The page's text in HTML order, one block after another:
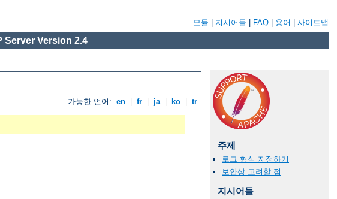
모듈 지시어들 FAQ 용어 사이트맵
Server Version 2.4
가능한 언어: en fr ja ko tr
주제
로그 형식 지정하기
보안상 고려할 점
지시어들